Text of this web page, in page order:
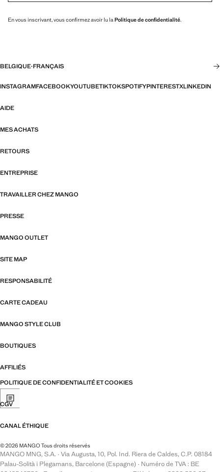
En vous inscrivant, vous confirmez avoir lu la Politique de confidentialité.
BELGIQUE·FRANÇAIS
INSTAGRAMFACEBOOKYOUTUBETIKTOKSPOTIFYPINTERESTXLINKEDIN
AIDE
MES ACHATS
RETOURS
ENTREPRISE
TRAVAILLER CHEZ MANGO
PRESSE
MANGO OUTLET
SITE MAP
RESPONSABILITÉ
CARTE CADEAU
MANGO STYLE CLUB
BOUTIQUES
AFFILIÉS
POLITIQUE DE CONFIDENTIALITÉ ET COOKIES
CGV
CANAL ÉTHIQUE
© 2026 MANGO Tous droits réservés
MANGO MNG, S.A. · Via Augusta, 10, Pol. Ind. Riera de Caldes, C.P. 08184
Palau-Solità i Plegamans, Barcelone (Espagne) · Numéro de TVA : BE